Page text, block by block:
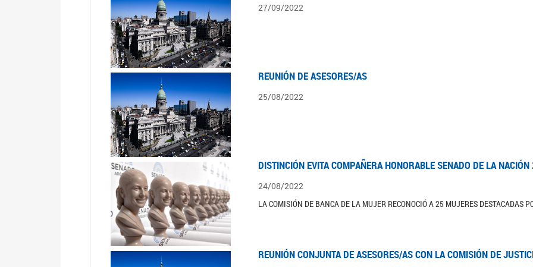
27/09/2022
REUNIÓN DE ASESORES/AS
25/08/2022
DISTINCIÓN EVITA COMPAÑERA HONORABLE SENADO DE LA
24/08/2022
LA COMISIÓN DE BANCA DE LA MUJER RECONOCIÓ A 25 MUJERES DESTACADAS
REUNIÓN CONJUNTA DE ASESORES/AS CON LA COMISIÓN DE